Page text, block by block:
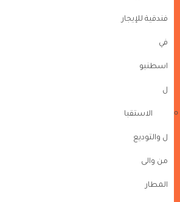
فندقية للإيجار
في
اسطنبو
ل
الاستقبا
ل والتوديع
من والى
المطار